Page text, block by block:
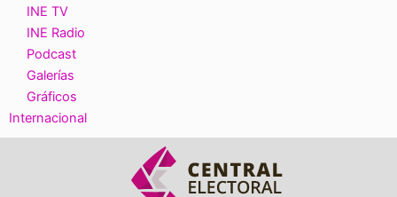
INE TV
INE Radio
Podcast
Galerías
Gráficos
Internacional